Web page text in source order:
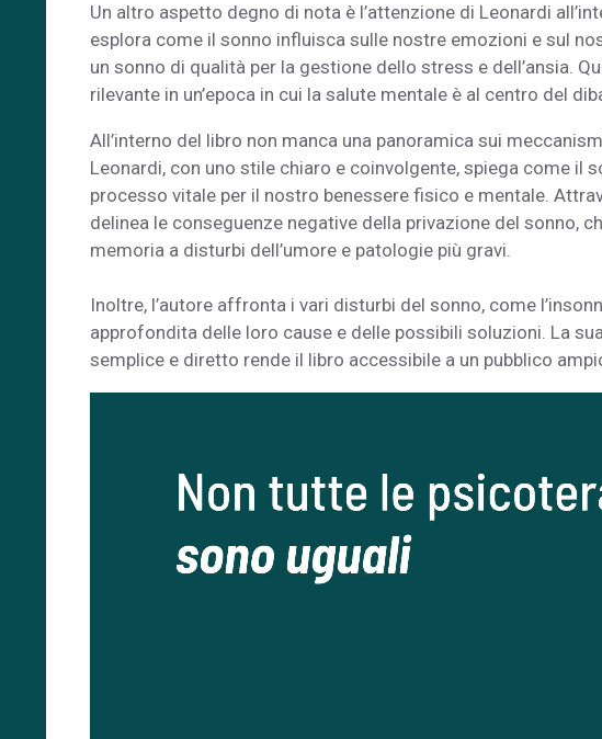
Un altro aspetto degno di nota è l’attenzione di Leonardi
esplora come il sonno influisca sulle nostre emozioni e sul
un sonno di qualità per la gestione dello stress e dell’ansia.
rilevante in un’epoca in cui la salute mentale è al centro del
All’interno del libro non manca una panoramica sui
Leonardi, con uno stile chiaro e coinvolgente, spiega come il
processo vitale per il nostro benessere fisico e mentale.
delinea le conseguenze negative della privazione del sonno,
memoria a disturbi dell’umore e patologie più gravi.
Inoltre, l’autore affronta i vari disturbi del sonno, come
approfondita delle loro cause e delle possibili soluzioni. La
semplice e diretto rende il libro accessibile a un pubblico